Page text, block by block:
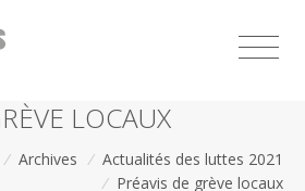
LOCAUX
/ Archives / Actualités des luttes 2021
/ Préavis de grève locaux